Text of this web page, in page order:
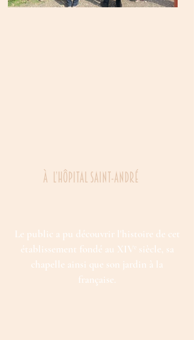
À l’Hôpital Saint-André
Le public a pu découvrir l'histoire de cet
établissement fondé au XIVᵉ siècle, sa
chapelle ainsi que son jardin à la
française.